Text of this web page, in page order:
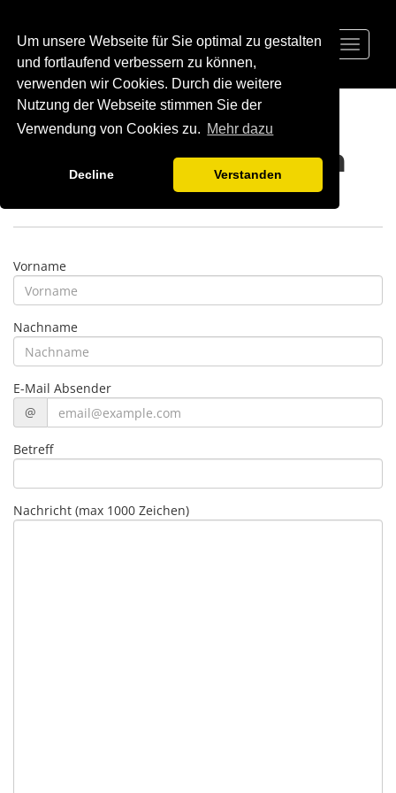
Um unsere Webseite für Sie optimal zu gestalten
und fortlaufend verbessern zu können,
verwenden wir Cookies. Durch die weitere
Nutzung der Webseite stimmen Sie der
Verwendung von Cookies zu. Mehr dazu
Decline Verstanden
Toggle
Support anfragen
Vorname
Nachname
E-Mail Absender
@
Betreff
Nachricht (max 1000 Zeichen)